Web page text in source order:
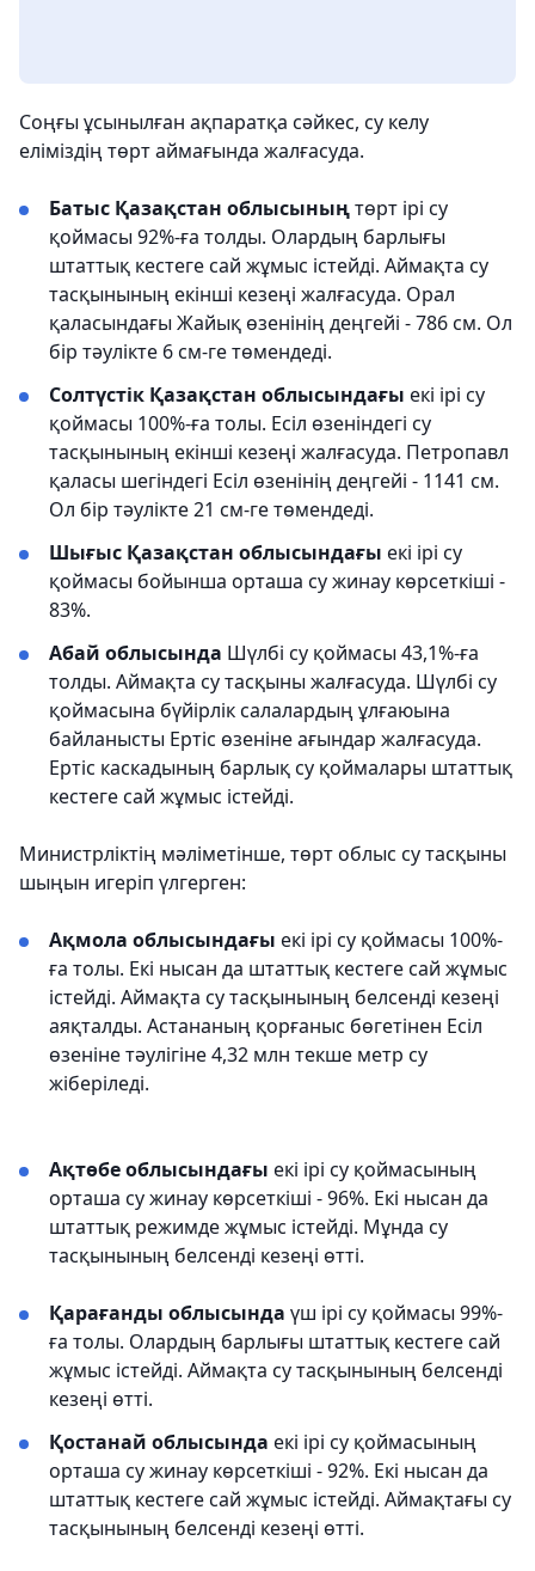
Соңғы ұсынылған ақпаратқа сәйкес, су келу
еліміздің төрт аймағында жалғасуда.
Батыс Қазақстан облысыныңтөрт ірі су
қоймасы 92%-ға толды. Олардың барлығы
штаттық кестеге сай жұмыс істейді. Аймақта су
тасқынының екінші кезеңі жалғасуда. Орал
қаласындағы Жайық өзенінің деңгейі - 786 см. Ол
бір тәулікте 6 см-ге төмендеді.
Солтүстік Қазақстан облысындағы екі ірі су
қоймасы 100%-ға толы. Есіл өзеніндегі су
тасқынының екінші кезеңі жалғасуда. Петропавл
қаласы шегіндегі Есіл өзенінің деңгейі - 1141 см.
Ол бір тәулікте 21 см-ге төмендеді.
Шығыс Қазақстан облысындағы екі ірі су
қоймасы бойынша орташа су жинау көрсеткіші -
83%.
Абай облысында Шүлбі су қоймасы 43,1%-ға
толды. Аймақта су тасқыны жалғасуда. Шүлбі су
қоймасына бүйірлік салалардың ұлғаюына
байланысты Ертіс өзеніне ағындар жалғасуда.
Ертіс каскадының барлық су қоймалары штаттық
кестеге сай жұмыс істейді.
Министрліктің мәліметінше, төрт облыс су тасқыны
шыңын игеріп үлгерген:
Ақмола облысындағы екі ірі су қоймасы 100%-
ға толы. Екі нысан да штаттық кестеге сай жұмыс
істейді. Аймақта су тасқынының белсенді кезеңі
аяқталды. Астананың қорғаныс бөгетінен Есіл
өзеніне тәулігіне 4,32 млн текше метр су
жіберіледі.
Ақтөбе облысындағы екі ірі су қоймасының
орташа су жинау көрсеткіші - 96%. Екі нысан да
штаттық режимде жұмыс істейді. Мұнда су
тасқынының белсенді кезеңі өтті.
Қарағанды облысында үш ірі су қоймасы 99%-
ға толы. Олардың барлығы штаттық кестеге сай
жұмыс істейді. Аймақта су тасқынының белсенді
кезеңі өтті.
Қостанай облысында екі ірі су қоймасының
орташа су жинау көрсеткіші - 92%. Екі нысан да
штаттық кестеге сай жұмыс істейді. Аймақтағы су
тасқынының белсенді кезеңі өтті.